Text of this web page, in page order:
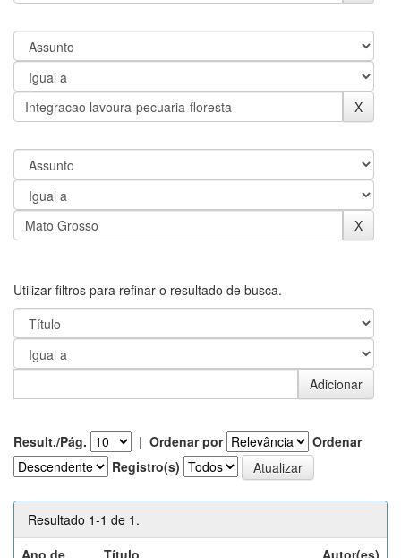
Utilizar filtros para refinar o resultado de busca.
Result./Pág. | Ordenar por
Ordenar
Registro(s)
Resultado 1-1 de 1.
Ano de
Título Autor(es)